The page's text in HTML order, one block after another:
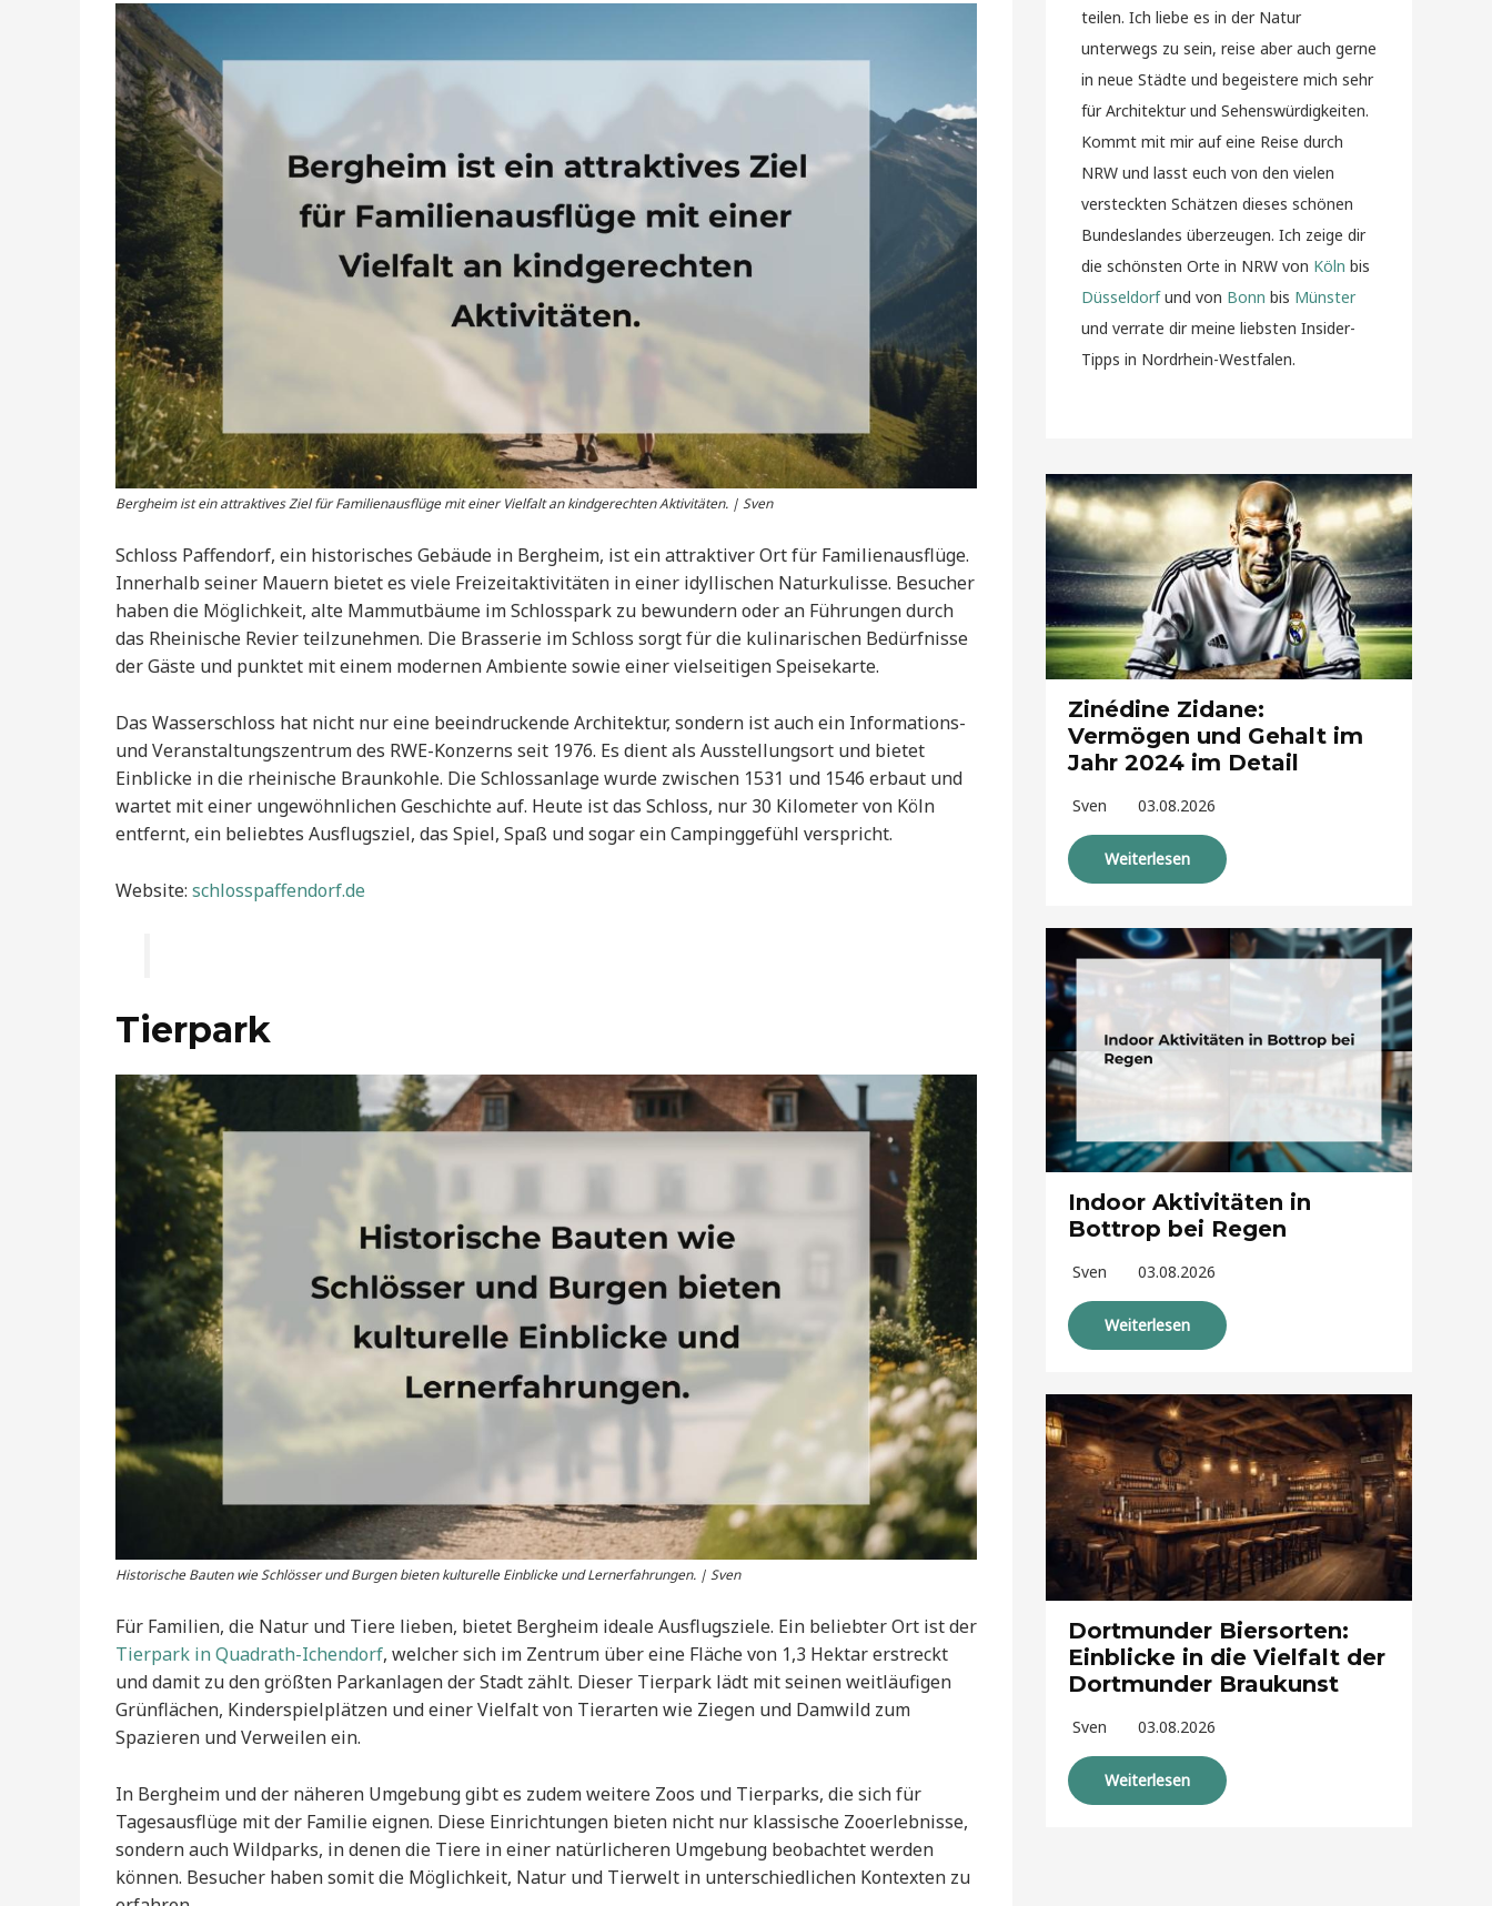
Bergheim ist ein attraktives Ziel für Familienausflüge mit einer Vielfalt an kindgerechten Aktivitäten. | Sven
Schloss Paffendorf, ein historisches Gebäude in Bergheim, ist ein attraktiver Ort für Familienausflüge.
Innerhalb seiner Mauern bietet es viele Freizeitaktivitäten in einer idyllischen Naturkulisse. Besucher
haben die Möglichkeit, alte Mammutbäume im Schlosspark zu bewundern oder an Führungen durch
das Rheinische Revier teilzunehmen. Die Brasserie im Schloss sorgt für die kulinarischen Bedürfnisse
der Gäste und punktet mit einem modernen Ambiente sowie einer vielseitigen Speisekarte.
Das Wasserschloss hat nicht nur eine beeindruckende Architektur, sondern ist auch ein Informations-
und Veranstaltungszentrum des RWE-Konzerns seit 1976. Es dient als Ausstellungsort und bietet
Einblicke in die rheinische Braunkohle. Die Schlossanlage wurde zwischen 1531 und 1546 erbaut und
wartet mit einer ungewöhnlichen Geschichte auf. Heute ist das Schloss, nur 30 Kilometer von Köln
entfernt, ein beliebtes Ausflugsziel, das Spiel, Spaß und sogar ein Campinggefühl verspricht.
Website: schlosspaffendorf.de
Tierpark
Historische Bauten wie Schlösser und Burgen bieten kulturelle Einblicke und Lernerfahrungen. | Sven
Für Familien, die Natur und Tiere lieben, bietet Bergheim ideale Ausflugsziele. Ein beliebter Ort ist der
Tierpark in Quadrath-Ichendorf, welcher sich im Zentrum über eine Fläche von 1,3 Hektar erstreckt
und damit zu den größten Parkanlagen der Stadt zählt. Dieser Tierpark lädt mit seinen weitläufigen
Grünflächen, Kinderspielplätzen und einer Vielfalt von Tierarten wie Ziegen und Damwild zum
Spazieren und Verweilen ein.
In Bergheim und der näheren Umgebung gibt es zudem weitere Zoos und Tierparks, die sich für
Tagesausflüge mit der Familie eignen. Diese Einrichtungen bieten nicht nur klassische Zooerlebnisse,
sondern auch Wildparks, in denen die Tiere in einer natürlicheren Umgebung beobachtet werden
können. Besucher haben somit die Möglichkeit, Natur und Tierwelt in unterschiedlichen Kontexten zu
teilen. Ich liebe es in der Natur
unterwegs zu sein, reise aber auch gerne
in neue Städte und begeistere mich sehr
für Architektur und Sehenswürdigkeiten.
Kommt mit mir auf eine Reise durch
NRW und lasst euch von den vielen
versteckten Schätzen dieses schönen
Bundeslandes überzeugen. Ich zeige dir
die schönsten Orte in NRW von Köln bis
Düsseldorfund von Bonn bis Münster
und verrate dir meine liebsten Insider-
Tipps in Nordrhein-Westfalen.
Zinédine Zidane:
Vermögen und Gehalt im
Jahr 2024 im Detail
Sven 03.08.2026
Weiterlesen
Indoor Aktivitäten in
Bottrop bei Regen
Sven 03.08.2026
Weiterlesen
Dortmunder Biersorten:
Einblicke in die Vielfalt der
Dortmunder Braukunst
Sven 03.08.2026
Weiterlesen